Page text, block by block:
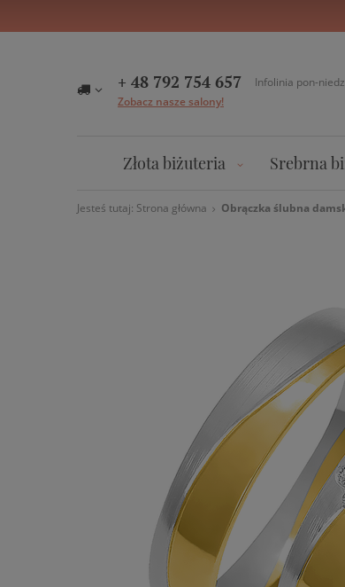
+ 48 792 754 657
Infolinia pon-
Zobacz nasze salony!
Złota biżuteria Srebrna
Jesteś tutaj: Strona główna Obrączka ślubna